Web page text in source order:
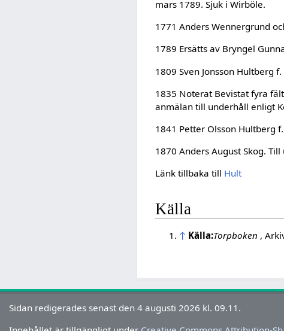
mars 1789. Sjuk i Wirböle.
1771 Anders Wennergrund
1789 Ersätts av Bryngel
1809 Sven Jonsson Hultberg
1835 Noterat Bevistat fyra
anmälan till underhåll enligt
1841 Petter Olsson Hultberg
1870 Anders August Skog.
Länk tillbaka till Hult
Källa
↑ Källa:Torpboken ,
Sidan redigerades senast den 4 augusti 2026 kl. 09.11.